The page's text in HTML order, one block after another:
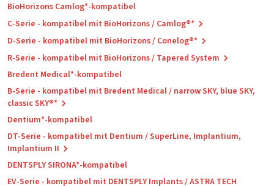
BioHorizons Camlog*-kompatibel
C-Serie - kompatibel mit BioHorizons / Camlog®*
D-Serie - kompatibel mit BioHorizons / Conelog®*
R-Serie - kompatibel mit BioHorizons / Tapered System
Bredent Medical*-kompatibel
B-Serie - kompatibel mit Bredent Medical / narrow SKY, blue SKY,
classic SKY®*
Dentium*-kompatibel
DT-Serie - kompatibel mit Dentium / SuperLine, Implantium,
Implantium II
DENTSPLY SIRONA*-kompatibel
EV-Serie - kompatibel mit DENTSPLY Implants / ASTRA TECH